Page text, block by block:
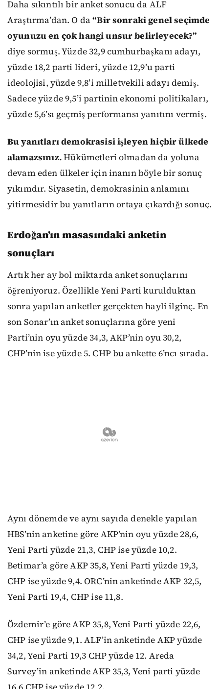
Daha sıkıntılı bir anket sonucu da ALF
Araştırma’dan. O da“Bir sonraki genel seçimde
oyunuzu en çok hangi unsur belirleyecek?”
diye sormuş. Yüzde 32,9 cumhurbaşkanı adayı,
yüzde 18,2 parti lideri, yüzde 12,9’u parti
ideolojisi, yüzde 9,8’i milletvekili adayı demiş.
Sadece yüzde 9,5’i partinin ekonomi politikaları,
yüzde 5,6’sı geçmiş performansı yanıtını vermiş.
Bu yanıtları demokrasisi işleyen hiçbir ülkede
alamazsınız.Hükümetleri olmadan da yoluna
devam eden ülkeler için inanın böyle bir sonuç
yıkımdır. Siyasetin, demokrasinin anlamını
yitirmesidir bu yanıtların ortaya çıkardığı sonuç.
Erdoğan’ın masasındaki anketin
sonuçları
Artık her ay bol miktarda anket sonuçlarını
öğreniyoruz. Özellikle Yeni Parti kurulduktan
sonra yapılan anketler gerçekten hayli ilginç. En
son Sonar’ın anket sonuçlarına göre yeni
Parti’nin oyu yüzde 34,3, AKP’nin oyu 30,2,
CHP’nin ise yüzde 5. CHP bu ankette 6’ncı sırada.
Aynı dönemde ve aynı sayıda denekle yapılan
HBS’nin anketine göre AKP’nin oyu yüzde 28,6,
Yeni Parti yüzde 21,3, CHP ise yüzde 10,2.
Betimar’a göre AKP 35,8, Yeni Parti yüzde 19,3,
CHP ise yüzde 9,4. ORC’nin anketinde AKP 32,5,
Yeni Parti 19,4, CHP ise 11,8.
Özdemir’e göre AKP 35,8, Yeni Parti yüzde 22,6,
CHP ise yüzde 9,1. ALF’in anketinde AKP yüzde
34,2, Yeni Parti 19,3 CHP yüzde 12. Areda
Survey’in anketinde AKP 35,3, Yeni parti yüzde